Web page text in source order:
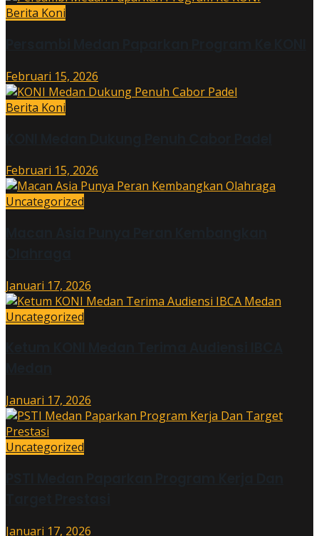
Berita Koni
Februari 15, 2026
Berita Koni
Februari 15, 2026
Uncategorized
Januari 17, 2026
Uncategorized
Januari 17, 2026
Uncategorized
Januari 17, 2026